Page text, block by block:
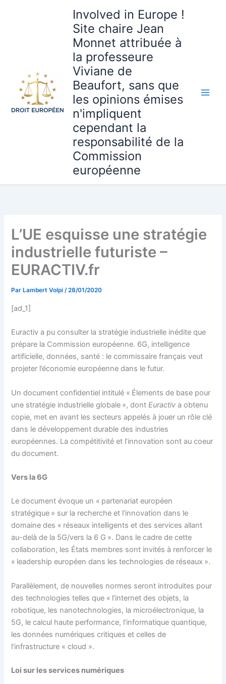
Involved in Europe !
Site chaire Jean
Monnet attribuée à
la professeure
Viviane de
Beaufort, sans que
les opinions émises
n'impliquent
cependant la
responsabilité de la
Commission
européenne
L’UE esquisse une stratégie
industrielle futuriste –
EURACTIV.fr
Par Lambert Volpi/28/01/2020
[ad_1]
Euractiv a pu consulter la stratégie industrielle inédite que
prépare la Commission européenne. 6G, intelligence
artificielle, données, santé : le commissaire français veut
projeter l’économie européenne dans le futur.
Un document confidentiel intitulé « Élements de base pour
une stratégie industrielle globale », dontEuractiv a obtenu
copie, met en avant les secteurs appelés à jouer un rôle clé
dans le développement durable des industries
européennes. La compétitivité et l’innovation sont au coeur
du document.
Vers la 6G
Le document évoque un « partenariat européen
stratégique » sur la recherche et l’innovation dans le
domaine des « réseaux intelligents et des services allant
au-delà de la 5G/vers la 6 G ». Dans le cadre de cette
collaboration, les États membres sont invités à renforcer le
« leadership européen dans les technologies de réseaux ».
Parallèlement, de nouvelles normes seront introduites pour
des technologies telles que « l’internet des objets, la
robotique, les nanotechnologies, la microélectronique, la
5G, le calcul haute performance, l’informatique quantique,
les données numériques critiques et celles de
l’infrastructure « cloud ».
Loi sur les services numériques